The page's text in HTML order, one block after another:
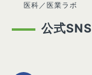
医科／医業ラボ
公式SNS